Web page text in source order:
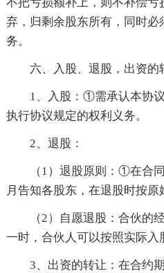
弃，归剩余股东所有，同时
务。
六、入股、退股，出资的
1、入股：①需承认本协
执行协议规定的权利义务。
2、退股：
（1）退股原则：①在合同
月告知各股东，在退股时按原
（2）自愿退股：合伙的经
一时，合伙人可以按照实际入
3、出资的转让：在合约期